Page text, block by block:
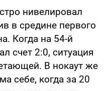
нивелировал
в средине первого
Когда на 54-й
счет 2:0, ситуация
В нокаут же
себе, когда за 20